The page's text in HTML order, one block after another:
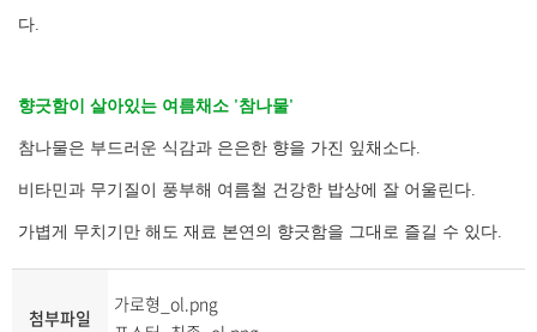
다.
향긋함이 살아있는 여름채소 '참나물'
참나물은 부드러운 식감과 은은한 향을 가진 잎채소다.
비타민과 무기질이 풍부해 여름철 건강한 밥상에 잘 어울린다.
가볍게 무치기만 해도 재료 본연의 향긋함을 그대로 즐길 수 있다.
첨부파일
가로형_ol.png